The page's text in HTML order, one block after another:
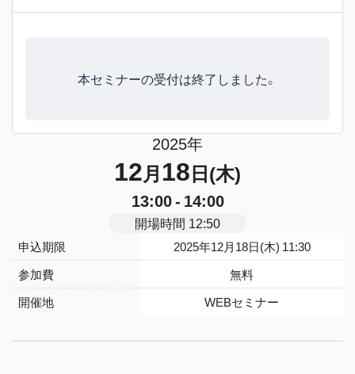
本セミナーの受付は終了しました。
2025年
12月18日(木)
13:00 - 14:00
開場時間 12:50
申込期限
2025年12月18日(木) 11:30
参加費
無料
開催地
WEBセミナー